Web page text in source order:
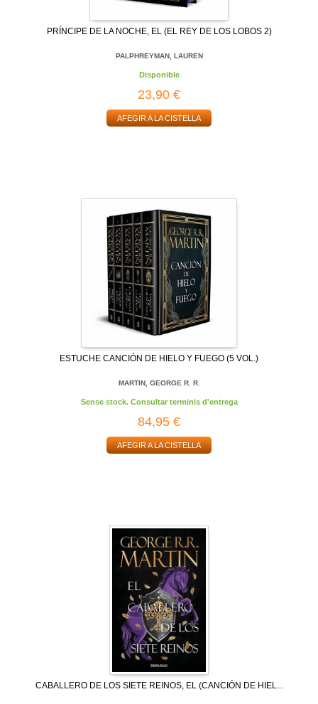
PRÍNCIPE DE LA NOCHE, EL (EL REY DE LOS LOBOS 2)
PALPHREYMAN, LAUREN
Disponible
23,90 €
AFEGIR A LA CISTELLA
ESTUCHE CANCIÓN DE HIELO Y FUEGO (5 VOL.)
MARTIN, GEORGE R. R.
Sense stock. Consultar terminis d'entrega
84,95 €
AFEGIR A LA CISTELLA
CABALLERO DE LOS SIETE REINOS, EL (CANCIÓN DE HIEL...